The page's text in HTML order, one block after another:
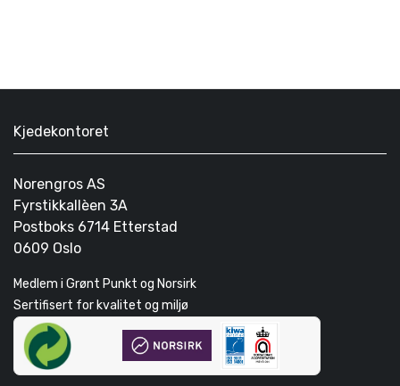
Kjedekontoret
Norengros AS
Fyrstikkallèen 3A
Postboks 6714 Etterstad
0609 Oslo
Medlem i Grønt Punkt og Norsirk
Sertifisert for kvalitet og miljø